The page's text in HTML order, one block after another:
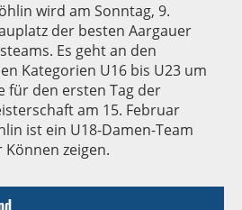
wird am Sonntag, 9.
der besten Aargauer
Es geht an den
Kategorien U16 bis U23 um
für den ersten Tag der
am 15. Februar
ist ein U18-Damen-Team
zeigen.